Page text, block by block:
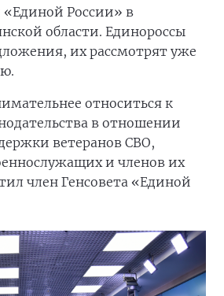
России» в
области. Единороссы
их рассмотрят уже
относиться к
в отношении
ветеранов СВО,
и членов их
член Генсовета «Единой